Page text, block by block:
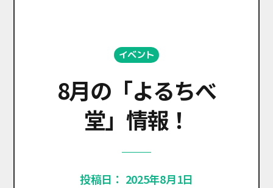
イベント
8月の「よるちべ
堂」情報！
投稿日： 2025年8月1日